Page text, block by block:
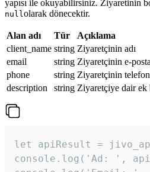
yapısı ile okuyabilirsiniz. Ziyaretinin
null olarak dönecektir.
Alan adı Tür
Açıklama
client_name string Ziyaretçinin adı
email
string Ziyaretçinin e-
phone
string Ziyaretçinin telefon
description
string Ziyaretçiye dair
let apiResult =
console.log('Ad: ',